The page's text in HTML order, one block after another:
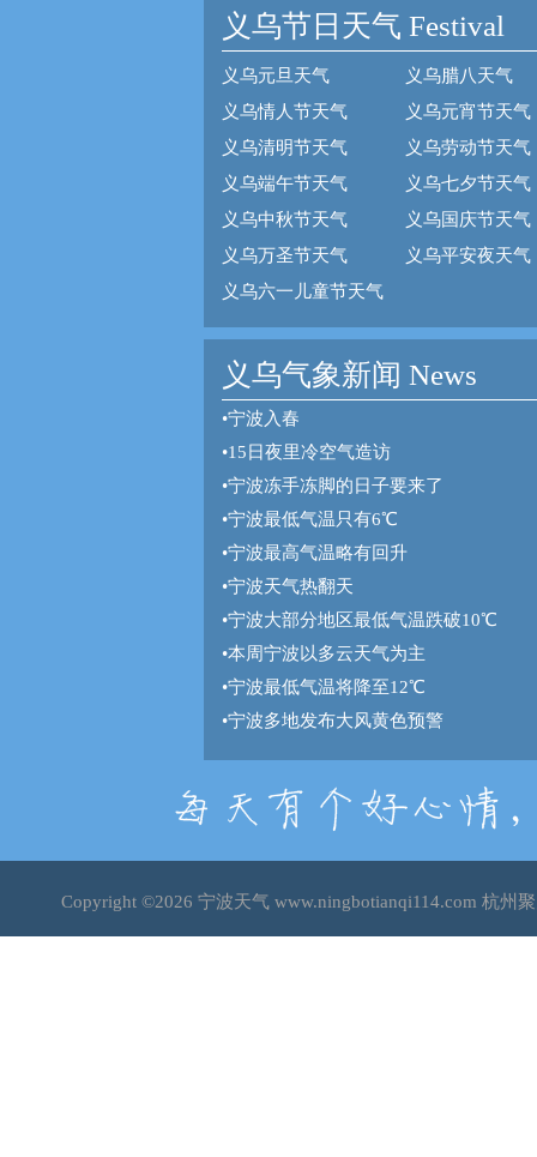
义乌节日天气 Festival
义乌元旦天气
义乌腊八天气
义乌情人节天气
义乌元宵节天气
义乌清明节天气
义乌劳动节天气
义乌端午节天气
义乌七夕节天气
义乌中秋节天气
义乌国庆节天气
义乌万圣节天气
义乌平安夜天气
义乌六一儿童节天气
义乌气象新闻 News
•宁波入春
•15日夜里冷空气造访
•宁波冻手冻脚的日子要来了
•宁波最低气温只有6℃
•宁波最高气温略有回升
•宁波天气热翻天
•宁波大部分地区最低气温跌破10℃
•本周宁波以多云天气为主
•宁波最低气温将降至12℃
•宁波多地发布大风黄色预警
Copyright ©2026 宁波天气 www.ningbotianqi114.com 杭州